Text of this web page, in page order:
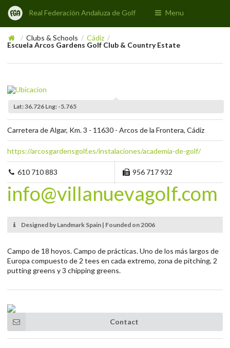
Real Federación Andaluza de Golf Menu
/ Clubs & Schools / Cádiz /
Escuela Arcos Gardens Golf Club & Country Estate
Lat: 36.726 Lng: -5.765
Carretera de Algar, Km. 3 - 11630 - Arcos de la Frontera, Cádiz
https://arcosgardensgolf.es/instalaciones/academia-de-golf/
610 710 883 956 717 932
info@villanuevagolf.com
Designed by Landmark Spain | Founded on 2006
Campo de 18 hoyos. Campo de prácticas. Uno de los más largos de
Europa compuesto de 2 tees en cada extremo, zona de pitching, 2
putting greens y 3 chipping greens.
Contact